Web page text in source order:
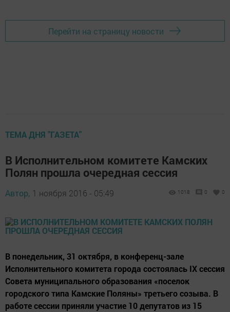
Перейти на страницу новости
ТЕМА ДНЯ "ГАЗЕТА"
В Исполнительном комитете Камских
Полян прошла очередная сессия
Автор, 1 ноября 2016 - 05:49 1018 0 0
В понедельник, 31 октября, в конференц-зале
Исполнительного комитета города состоялась IX сессия
Совета муниципального образования «поселок
городского типа Камские Поляны» третьего созыва. В
работе сессии приняли участие 10 депутатов из 15